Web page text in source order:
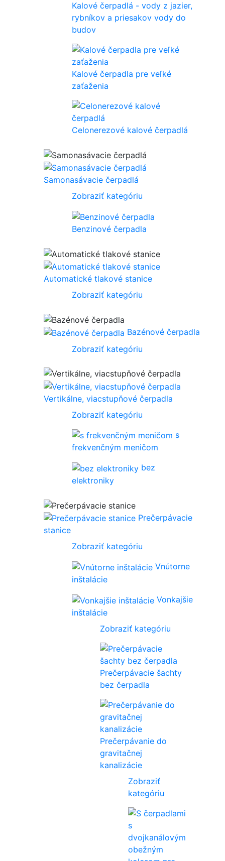
Kalové čerpadlá - vody z jazier,
rybníkov a priesakov vody do
budov
Kalové čerpadla pre veľké
zaťaženia
Celonerezové kalové čerpadlá
Samonasávacie čerpadlá
Zobraziť kategóriu
Benzinové čerpadla
Automatické tlakové stanice
Zobraziť kategóriu
Bazénové čerpadla
Zobraziť kategóriu
Vertikálne, viacstupňové čerpadla
Zobraziť kategóriu
s
frekvenčným meničom
bez
elektroniky
Prečerpávacie
stanice
Zobraziť kategóriu
Vnútorne
inštalácie
Vonkajšie
inštalácie
Zobraziť kategóriu
Prečerpávacie šachty
bez čerpadla
Prečerpávanie do
gravitačnej
kanalizácie
Zobraziť
kategóriu